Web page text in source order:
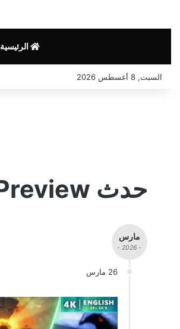
الرئيسية
السبت, 8 أغسطس 2026
حدث Xbox Partner Preview
مارس
- 2026 -
26 مارس